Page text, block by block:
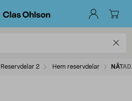
Reservdelar 2 Hem reservdelar